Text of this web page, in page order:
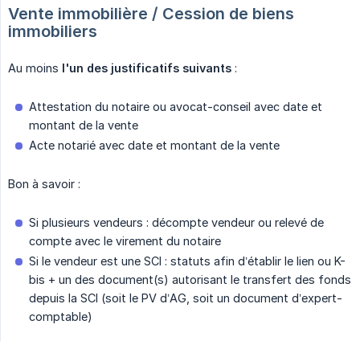
Vente immobilière / Cession de biens
immobiliers
Au moins l'un des justificatifs suivants :
Attestation du notaire ou avocat-conseil avec date et
montant de la vente
Acte notarié avec date et montant de la vente
Bon à savoir :
Si plusieurs vendeurs : décompte vendeur ou relevé de
compte avec le virement du notaire
Si le vendeur est une SCI : statuts afin d’établir le lien ou K-
bis + un des document(s) autorisant le transfert des fonds
depuis la SCI (soit le PV d’AG, soit un document d’expert-
comptable)